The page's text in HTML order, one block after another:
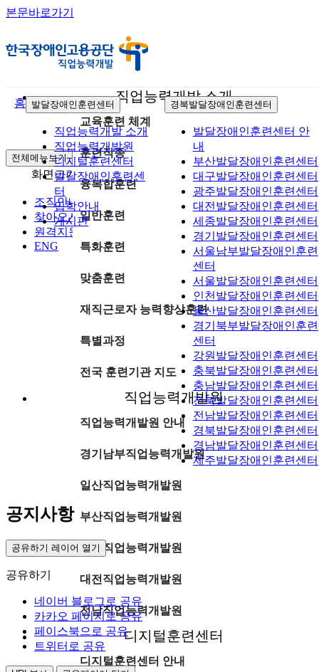
본문바로가기
직업능력개발 소개
교육훈련 체계
훈련직종
융복합훈련
일반훈련
특화훈련
맞춤훈련
재직근로자 능력향상훈련
특별과정
전국 훈련기관 지도
직업능력개발원
직업능력개발원 안내
경기남부직업능력개발원
일산직업능력개발원
부산직업능력개발원
대구직업능력개발원
대전직업능력개발원
전남직업능력개발원
디지털훈련센터
디지털훈련센터 안내
전체메뉴보기
화면크기 축소 확대 초기화
조직안내
찾아오시는길
원격지원
ENG
홈 발달장애인훈련센터
직업능력개발 소개
직업능력개발원
디지털훈련센터
발달장애인훈련센
터
입학안내
게시판
경북발달장애인훈련센터
발달장애인훈련센터 안
내
부산발달장애인훈련센터
대구발달장애인훈련센터
광주발달장애인훈련센터
대전발달장애인훈련센터
세종발달장애인훈련센터
경기발달장애인훈련센터
서울남부발달장애인훈련
센터
서울발달장애인훈련센터
인천발달장애인훈련센터
울산발달장애인훈련센터
경기북부발달장애인훈련
센터
강원발달장애인훈련센터
충북발달장애인훈련센터
충남발달장애인훈련센터
전북발달장애인훈련센터
전남발달장애인훈련센터
경북발달장애인훈련센터
경남발달장애인훈련센터
제주발달장애인훈련센터
공지사항
공유하기 레이어 열기
공유하기
네이버 블로그로 공유
카카오 페이지로 공유
페이스북으로 공유
트위터로 공유